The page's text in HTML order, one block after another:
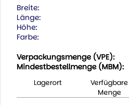
Breite:
Länge:
Höhe:
Farbe:
Verpackungsmenge (VPE):
Mindestbestellmenge (MBM):
Lagerort
Verfügbare
Menge